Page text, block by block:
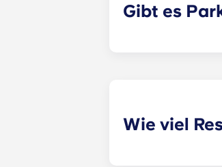
Gibt es
Wie viel